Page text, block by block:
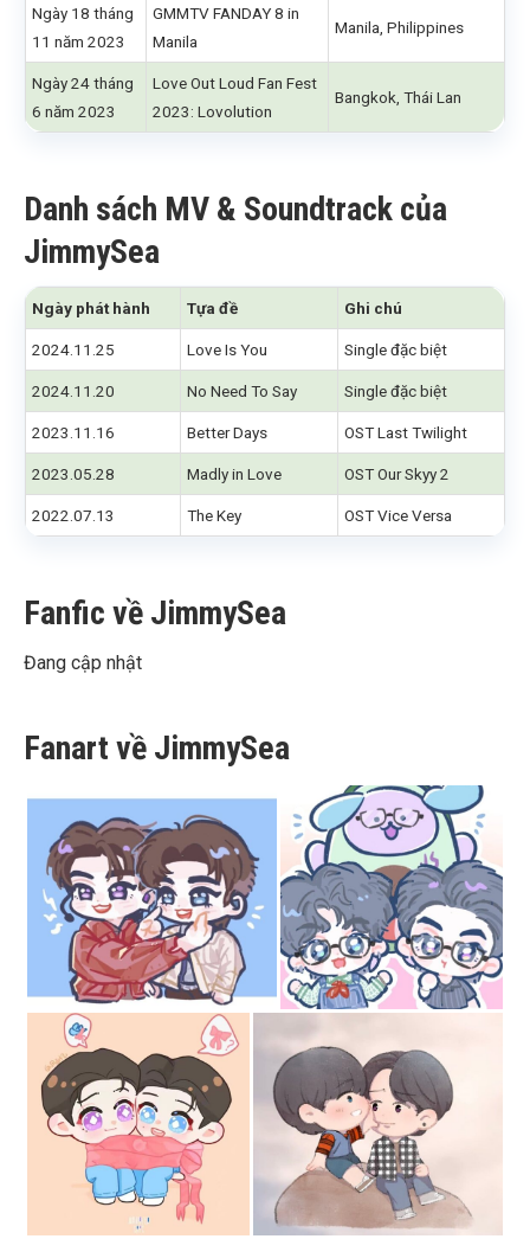
Ngày 18 tháng
11 năm 2023
GMMTV FANDAY 8 in
Manila
Manila, Philippines
Ngày 24 tháng
6 năm 2023
Love Out Loud Fan Fest
2023: Lovolution
Bangkok, Thái Lan
Danh sách MV & Soundtrack của
JimmySea
Ngày phát hành Tựa đề Ghi chú
2024.11.25 Love Is You Single đặc biệt
2024.11.20 No Need To Say Single đặc biệt
2023.11.16 Better Days OST Last Twilight
2023.05.28 Madly in Love OST Our Skyy 2
2022.07.13 The Key OST Vice Versa
Fanfic về JimmySea
Đang cập nhật
Fanart về JimmySea